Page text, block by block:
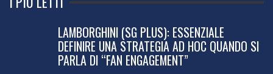
LAMBORGHINI (SG PLUS): ESSENZIALE
DEFINIRE UNA STRATEGIA AD HOC QUANDO SI
PARLA DI “FAN ENGAGEMENT”